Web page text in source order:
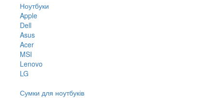
Ноутбуки
Apple
Dell
Asus
Acer
MSI
Lenovo
LG
Сумки для ноутбуків